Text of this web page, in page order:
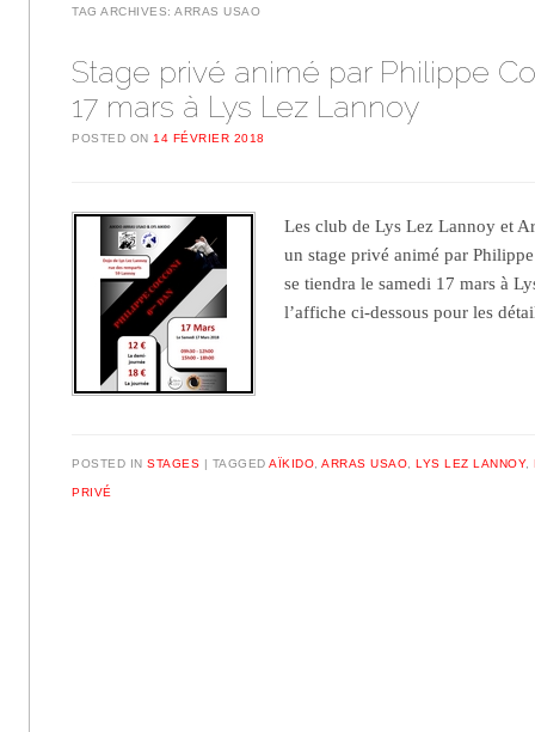
TAG ARCHIVES:ARRAS USAO
Stage privé animé par Philippe
17 mars à Lys Lez Lannoy
POSTED ON14 FÉVRIER 2018
Les club de Lys Lez Lannoy et
un stage privé animé par
se tiendra le samedi 17 mars à
l’affiche ci-dessous pour les
POSTED INSTAGES TAGGEDAÏKIDO ,ARRAS USAO ,LYS LEZ LANNOY,
PRIVÉ